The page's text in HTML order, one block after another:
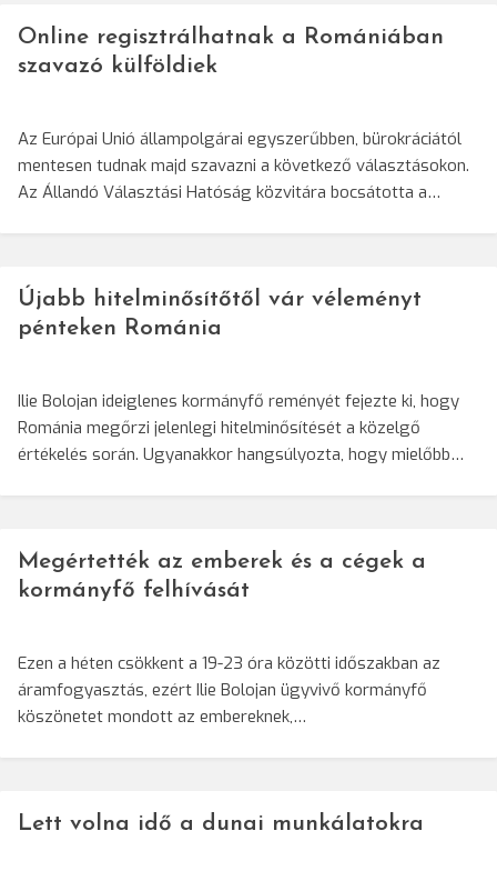
Online regisztrálhatnak a Romániában
szavazó külföldiek
Az Európai Unió állampolgárai egyszerűbben, bürokráciától
mentesen tudnak majd szavazni a következő választásokon.
Az Állandó Választási Hatóság közvitára bocsátotta a…
Újabb hitelminősítőtől vár véleményt
pénteken Románia
Ilie Bolojan ideiglenes kormányfő reményét fejezte ki, hogy
Románia megőrzi jelenlegi hitelminősítését a közelgő
értékelés során. Ugyanakkor hangsúlyozta, hogy mielőbb…
Megértették az emberek és a cégek a
kormányfő felhívását
Ezen a héten csökkent a 19-23 óra közötti időszakban az
áramfogyasztás, ezért Ilie Bolojan ügyvivő kormányfő
köszönetet mondott az embereknek,…
Lett volna idő a dunai munkálatokra